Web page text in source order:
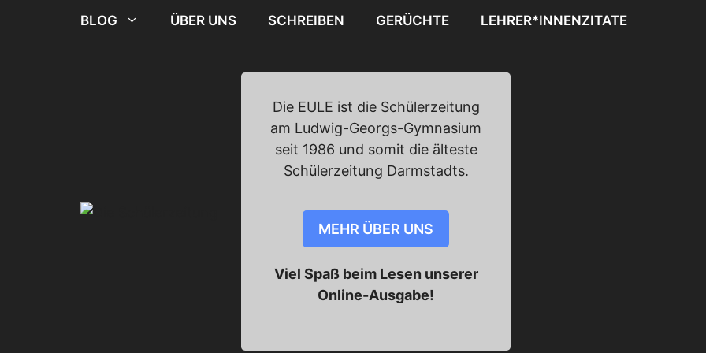
BLOG ÜBER UNS SCHREIBEN GERÜCHTE LEHRER*INNENZITATE
Die EULE ist die Schülerzeitung
am Ludwig-Georgs-Gymnasium
seit 1986 und somit die älteste
Schülerzeitung Darmstadts.
MEHR ÜBER UNS
Viel Spaß beim Lesen unserer
Online-Ausgabe!